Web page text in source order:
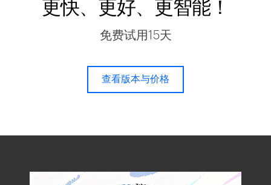
更快、更好、更智能！
免费试用15天
查看版本与价格